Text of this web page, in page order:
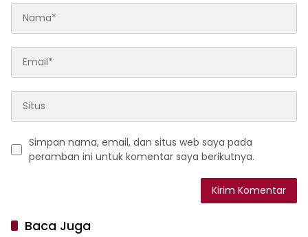
Simpan nama, email, dan situs web saya pada
peramban ini untuk komentar saya berikutnya.
Baca Juga